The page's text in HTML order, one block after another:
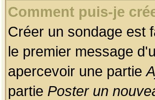
Comment puis-je
Créer un sondage est
le premier message
apercevoir une partie
partie Poster un